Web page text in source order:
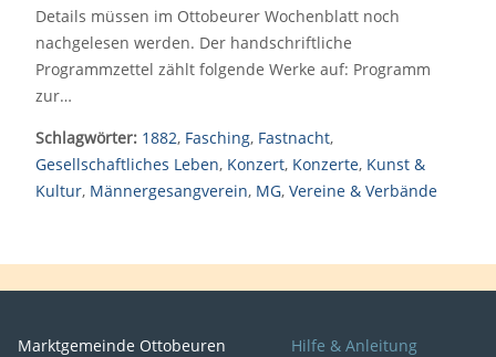
Details müssen im Ottobeurer Wochenblatt noch
nachgelesen werden. Der handschriftliche
Programmzettel zählt folgende Werke auf: Programm
zur…
Schlagwörter: 1882, Fasching, Fastnacht,
Gesellschaftliches Leben, Konzert, Konzerte, Kunst &
Kultur, Männergesangverein, MG, Vereine & Verbände
Marktgemeinde Ottobeuren
Hilfe & Anleitung